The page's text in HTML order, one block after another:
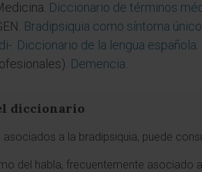
Diccionario de términos
Bradipsiquia como síntoma
. Diccionario de la lengua española
Demencia
diccionario
a la bradipsiquia, puede
del habla, frecuentemente asociado